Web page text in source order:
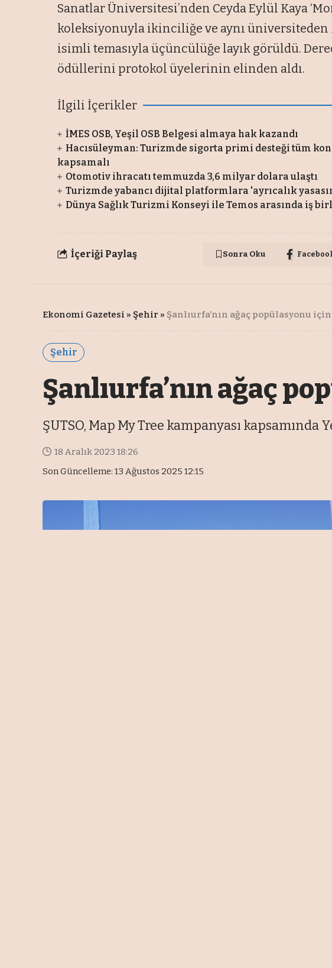
Sanatlar Üniversitesi’nden Ceyda Eylül Kaya
koleksiyonuyla ikinciliğe ve aynı üniversiteden
isimli temasıyla üçüncülüğe layık görüldü.
ödüllerini protokol üyelerinin elinden aldı.
İlgili İçerikler
İMES OSB, Yeşil OSB Belgesi almaya hak kazandı
Hacısüleyman: Turizmde sigorta primi desteği tüm
kapsamalı
Otomotiv ihracatı temmuzda 3,6 milyar dolara ulaştı
Turizmde yabancı dijital platformlara 'ayrıcalık
Dünya Sağlık Turizmi Konseyi ile Temos arasında iş
İçeriği Paylaş Sonra Oku
Ekonomi Gazetesi » Şehir » Şanlıurfa’nın ağaç popülasyonu
Şehir
Şanlıurfa’nın ağaç
ŞUTSO, Map My Tree kampanyası
Son Güncelleme: 13 Ağustos 2025 12:15
18 Aralık 2023 18:26